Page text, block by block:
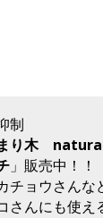
制
り木
」販売中！！
チョウさんな
さんにも使え